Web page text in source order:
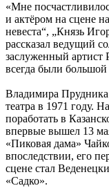
«Мне
и актёром на сцене
невеста“, „Князь
рассказал ведущий
заслуженный артист
всегда были большой
Владимира
театра в 1971 году.
поработать в
впервые вышел 13
«Пиковая дама»
впоследствии, его
сцене стал
«Садко».